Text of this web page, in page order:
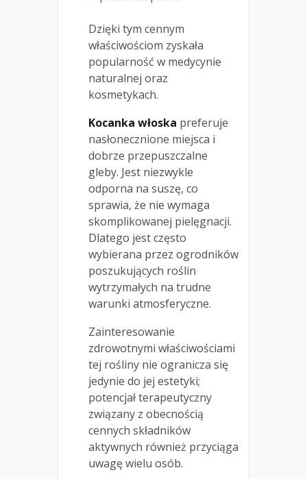
Dzięki tym cennym
właściwościom zyskała
popularność w medycynie
naturalnej oraz
kosmetykach.
Kocanka włoska preferuje
nasłonecznione miejsca i
dobrze przepuszczalne
gleby. Jest niezwykle
odporna na suszę, co
sprawia, że nie wymaga
skomplikowanej pielęgnacji.
Dlatego jest często
wybierana przez ogrodników
poszukujących roślin
wytrzymałych na trudne
warunki atmosferyczne.
Zainteresowanie
zdrowotnymi właściwościami
tej rośliny nie ogranicza się
jedynie do jej estetyki;
potencjał terapeutyczny
związany z obecnością
cennych składników
aktywnych również przyciąga
uwagę wielu osób.